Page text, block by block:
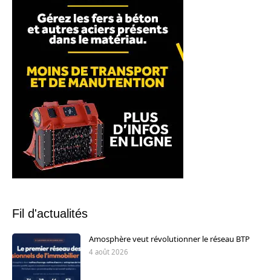
Fil d'actualités
Amosphère veut révolutionner le réseau BTP
4 août 2026